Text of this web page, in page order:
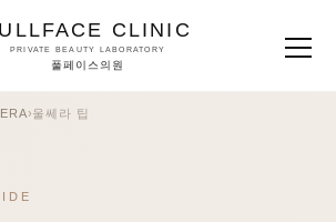
CLINIC
PRIVATE BEAUTY LABORATORY
풀페이스의원
›울쎄라 팁